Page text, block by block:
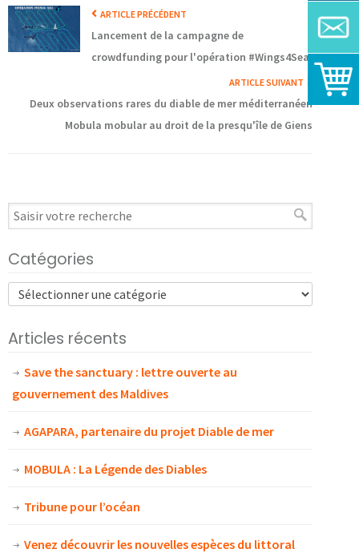
ARTICLE PRÉCÉDENT
Lancement de la campagne de
crowdfunding pour l'opération #Wings4Sea!
ARTICLE SUIVANT
Deux observations rares du diable de mer méditerranéen
Mobula mobular au droit de la presqu'île de Giens
Catégories
Articles récents
Save the sanctuary : lettre ouverte au
gouvernement des Maldives
AGAPARA, partenaire du projet Diable de mer
MOBULA : La Légende des Diables
Tribune pour l’océan
Venez découvrir les nouvelles espèces du littoral